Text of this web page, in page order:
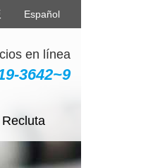
Español
en línea
3642~9
Recluta